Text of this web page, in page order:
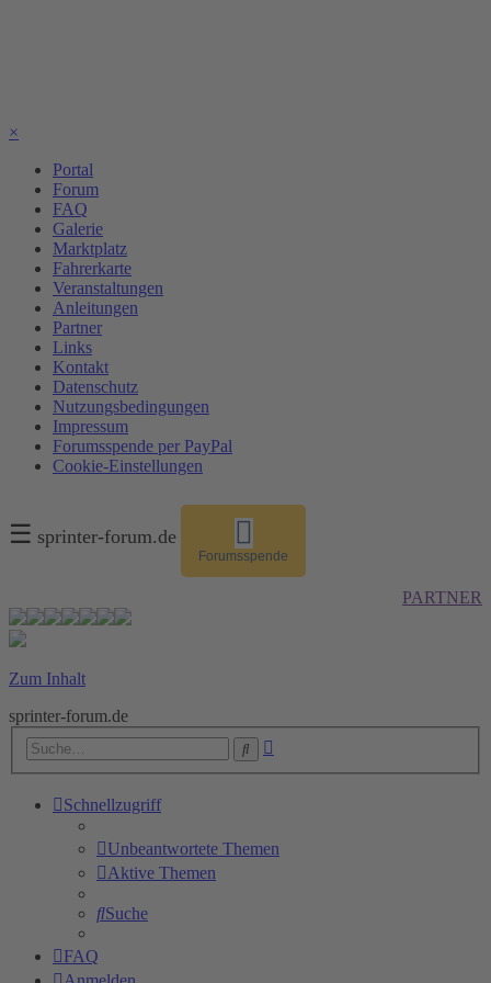
×
Portal
Forum
FAQ
Galerie
Marktplatz
Fahrerkarte
Veranstaltungen
Anleitungen
Partner
Links
Kontakt
Datenschutz
Nutzungsbedingungen
Impressum
Forumsspende per PayPal
Cookie-Einstellungen
☰ sprinter-forum.de
Forumsspende
PARTNER
Zum Inhalt
sprinter-forum.de
Suche
Schnellzugriff
Unbeantwortete Themen
Aktive Themen
Suche
FAQ